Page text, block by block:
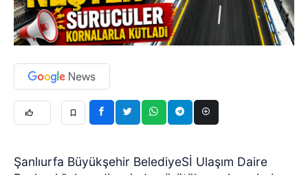
Şanlıurfa Büyükşehir BelediyeSİ Ulaşım Daire